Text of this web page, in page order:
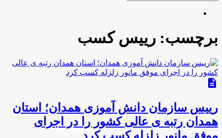
برچسب: رییس کسب
description
رییس سازمان دانش آموزی همدان؛ استان
همدان رتبه ی عالی کشور را در اجرای
موفق مانور زلزله کسب کرد